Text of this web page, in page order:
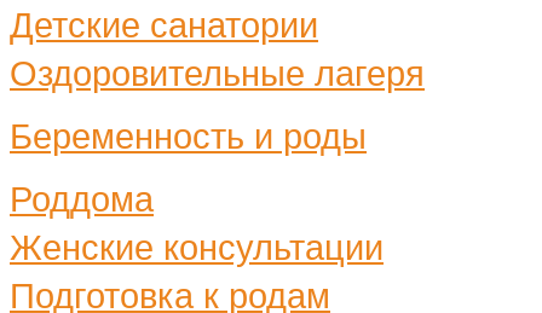
Детские санатории
Оздоровительные лагеря
Беременность и роды
Роддома
Женские консультации
Подготовка к родам